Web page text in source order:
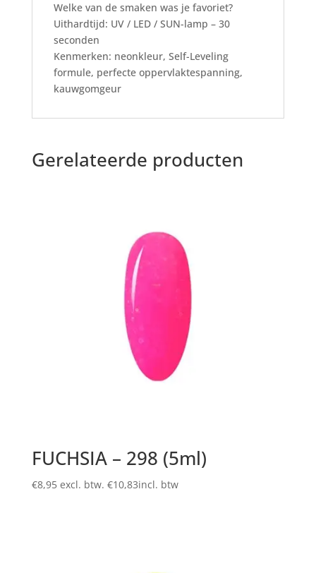
Welke van de smaken was je favoriet?
Uithardtijd: UV / LED / SUN-lamp – 30
seconden
Kenmerken: neonkleur, Self-Leveling
formule, perfecte oppervlaktespanning,
kauwgomgeur
Gerelateerde producten
FUCHSIA – 298 (5ml)
€8,95 excl. btw. €10,83incl. btw